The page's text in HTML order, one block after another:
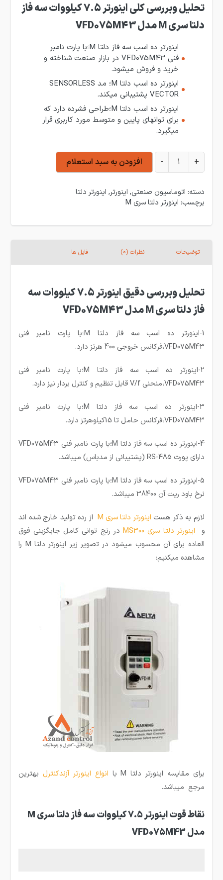
تحلیل وبررسی کلی اینورتر 7.5 کیلووات سه فاز
دلتا سری M مدل VFD075M43
اینورتر ده اسب سه فاز دلتا M؛با پارت نامبر
فنی VFD075M43 در بازار صنعت شناخته و
خرید و فروش میشود.
اینورتر ده اسب دلتا M؛ مد SENSORLESS
VECTOR پشتیبانی میکند.
اینورتر ده اسب دلتا M؛طراحی فشرده دارد که
برای توانهای پایین و متوسط مورد کاربری قرار
میگیرد.
اینورتر 7.5 کیلووات سه فاز دلتا سری M مدل VFD075M43 عدد
+
- افزودن به سبد استعلام
دسته: اتوماسیون صنعتی, اینورتر, اینورتر دلتا
برچسب: اینورتر دلتا سری M
توضیحات نظرات (0) فایل ها
تحلیل وبررسی دقیق اینورتر 7.5 کیلووات سه
فاز دلتا سری M مدل VFD075M43
1-اینورتر ده اسب سه فاز دلتا M؛با پارت نامبر فنی
VFD075M43،فرکانس خروجی 400 هرتز دارد.
2-اینورتر ده اسب سه فاز دلتا M؛با پارت نامبر فنی
VFD075M43،منحنی V/f قابل تنظیم و کنترل بردار نیز دارد.
3-اینورتر ده اسب سه فاز دلتا M؛با پارت نامبر فنی
VFD075M43،فرکانس حامل تا 15کیلوهرتز دارد.
4-اینورتر ده اسب سه فاز دلتا M؛با پارت نامبر فنی VFD075M43
دارای پورت RS-485 (پشتیبانی از مدباس) میباشد.
5-اینورتر ده اسب سه فاز دلتا M؛با پارت نامبر فنی VFD075M43
نرخ باود ریت آن 38400 میباشد.
لازم به ذکر هست اینورتر دلتا سری M
از رده تولید خارج شده اند
و اینورتر دلتا سری MS300
در رنج توانی کامل جایگزینی فوق
العاده برای آن محسوب میشود در تصویر زیر اینورتر دلتا M را
مشاهده میکنیم:
برای مقایسه اینورتر دلتا M با انواع اینورتر آزندکنترلبهترین
مرجع میباشد.
نقاط قوت اینورتر 7.5 کیلووات سه فاز دلتا سری M
مدل VFD075M43